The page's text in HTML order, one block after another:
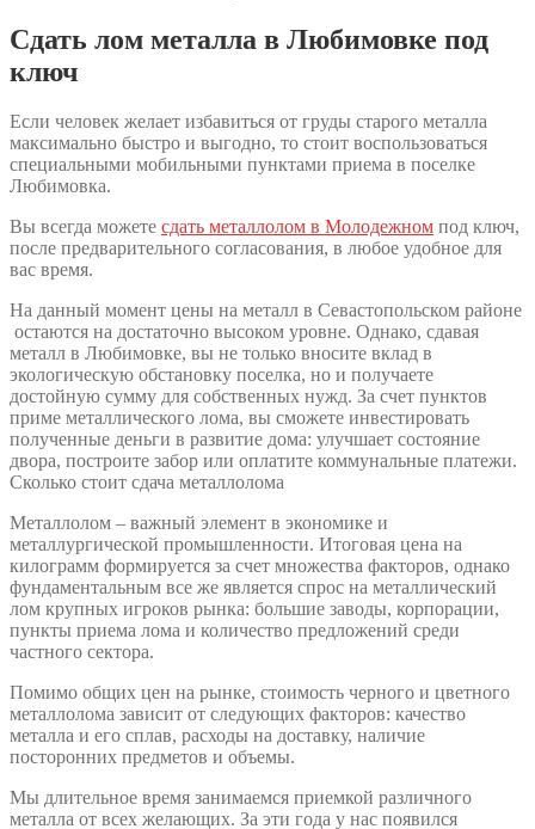
Сдать лом металла в Любимовке под
ключ
Если человек желает избавиться от груды старого металла
максимально быстро и выгодно, то стоит воспользоваться
специальными мобильными пунктами приема в поселке
Любимовка.
Вы всегда можете сдать металлолом в Молодежном под ключ,
после предварительного согласования, в любое удобное для
вас время.
На данный момент цены на металл в Севастопольском районе
остаются на достаточно высоком уровне. Однако, сдавая
металл в Любимовке, вы не только вносите вклад в
экологическую обстановку поселка, но и получаете
достойную сумму для собственных нужд. За счет пунктов
приме металлического лома, вы сможете инвестировать
полученные деньги в развитие дома: улучшает состояние
двора, построите забор или оплатите коммунальные платежи.
Сколько стоит сдача металлолома
Металлолом – важный элемент в экономике и
металлургической промышленности. Итоговая цена на
килограмм формируется за счет множества факторов, однако
фундаментальным все же является спрос на металлический
лом крупных игроков рынка: большие заводы, корпорации,
пункты приема лома и количество предложений среди
частного сектора.
Помимо общих цен на рынке, стоимость черного и цветного
металлолома зависит от следующих факторов: качество
металла и его сплав, расходы на доставку, наличие
посторонних предметов и объемы.
Мы длительное время занимаемся приемкой различного
металла от всех желающих. За эти года у нас появился